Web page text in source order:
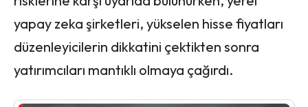
yapay zeka şirketleri, yükselen hisse fiyatları
düzenleyicilerin dikkatini çektikten sonra
yatırımcıları mantıklı olmaya çağırdı.